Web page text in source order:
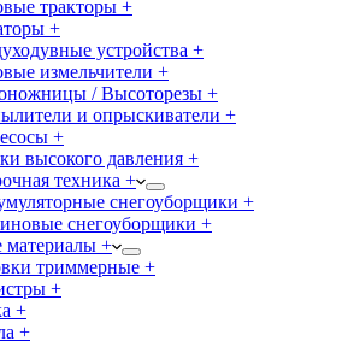
тракторы +
+
устройства +
измельчители +
/ Высоторезы +
и опрыскиватели +
+
высокого давления +
техника +
снегоуборщики +
снегоуборщики +
материалы +
триммерные +
+
+
+